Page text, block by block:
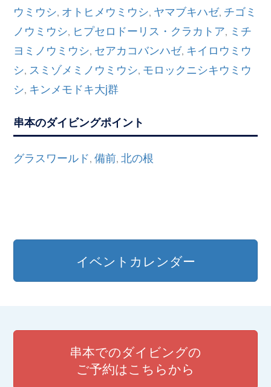
ウミウシ, オトヒメウミウシ, ヤマブキハゼ, チゴミ
ノウミウシ, ヒプセロドーリス・クラカトア, ミチ
ヨミノウミウシ, セアカコバンハゼ, キイロウミウ
シ, スミゾメミノウミウシ, モロックニシキウミウ
シ, キンメモドキ大j群
串本のダイビングポイント
グラスワールド,備前,北の根
イベントカレンダー
串本でのダイビングの
ご予約はこちらから